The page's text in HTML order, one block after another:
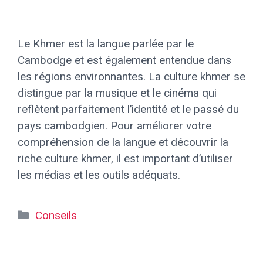
Le Khmer est la langue parlée par le
Cambodge et est également entendue dans
les régions environnantes. La culture khmer se
distingue par la musique et le cinéma qui
reflètent parfaitement l’identité et le passé du
pays cambodgien. Pour améliorer votre
compréhension de la langue et découvrir la
riche culture khmer, il est important d’utiliser
les médias et les outils adéquats.
Catégories
Conseils